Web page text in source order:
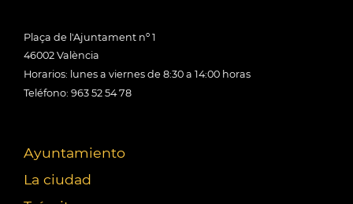
Plaça de l'Ajuntament nº 1
46002 València
Horarios: lunes a viernes de 8:30 a 14:00 horas
Teléfono: 963 52 54 78
Ayuntamiento
La ciudad